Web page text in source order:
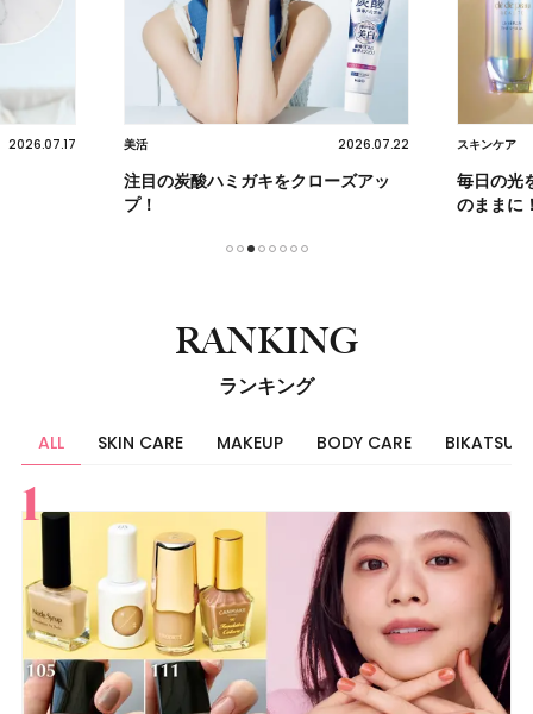
2026.07.17 美活 2026.07.22
注目の炭酸ハミガキをクローズアッ
プ！
スキンケア
毎日の光
のままに
RANKING
ランキング
ALL SKIN CARE MAKEUP BODY CARE BIKATSU
すべて
スキンケア
メイク
ボディケア
美活
ヘア
ライフスタイル
ビューティーズ